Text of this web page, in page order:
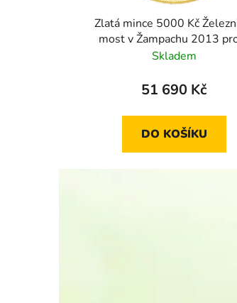
Zlatá mince 5000 Kč
most v Žampachu 2013
Skladem
51 690 Kč
DO KOŠÍKU